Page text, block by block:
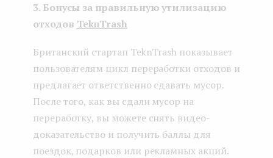
3. Бонусы за правильную утилизацию
отходов TeknTrash
Британский стартап TeknTrash показывает
пользователям цикл переработки отходов и
предлагает ответственно сдавать мусор.
После того, как вы сдали мусор на
переработку, вы можете снять видео-
доказательство и получить баллы для
поездок, подарков или рекламных акций.